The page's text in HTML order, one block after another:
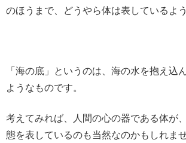
のほうまで、どうやら体は表しているよ
「海の底」というのは、海の水を抱え込
ようなものです。
考えてみれば、人間の心の器である体が
態を表しているのも当然なのかもしれませ